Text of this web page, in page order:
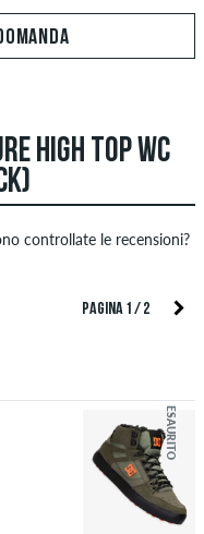
HIGH TOP WC
controllate le recensioni?
skatedeluxe possono
dopo il nostro
d'autore, nonché
non verranno
un elemento mostra la
ha effettivamente
PAGINA 1 / 2
ESAURITO